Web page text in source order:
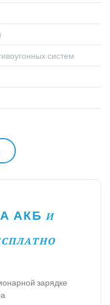
систем
АКБ И
зарядке